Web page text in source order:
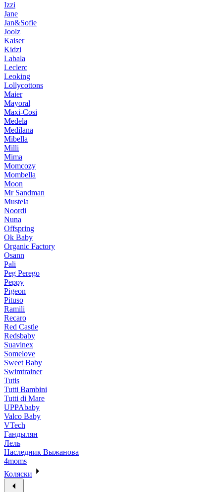
Izzi
Jane
Jan&Sofie
Joolz
Kaiser
Kidzi
Labala
Leclerc
Leoking
Lollycottons
Maier
Mayoral
Maxi-Cosi
Medela
Medilana
Mibella
Milli
Mima
Momcozy
Mombella
Moon
Mr Sandman
Mustela
Noordi
Nuna
Offspring
Ok Baby
Organic Factory
Osann
Pali
Peg Perego
Peppy
Pigeon
Pituso
Ramili
Recaro
Red Castle
Redsbaby
Suavinex
Somelove
Sweet Baby
Swimtrainer
Tutis
Tutti Bambini
Tutti di Mare
UPPAbaby
Valco Baby
VTech
Гандылян
Лель
Наследник Выжанова
4moms
Коляски